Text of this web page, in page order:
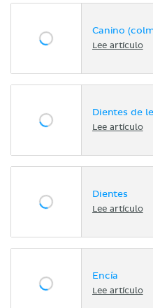
Canino
Lee artículo
Dientes de
Lee artículo
Dientes
Lee artículo
Encía
Lee artículo